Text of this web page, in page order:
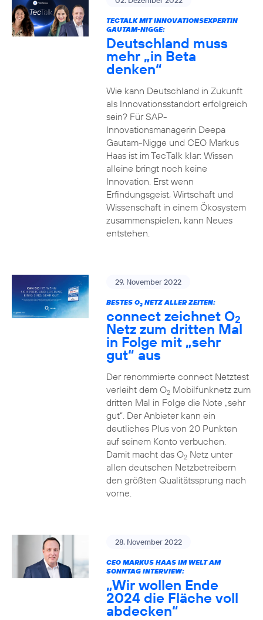
TECTALK MIT INNOVATIONSEXPERTIN
GAUTAM-NIGGE:
Deutschland muss
mehr „in Beta
denken“
Wie kann Deutschland in Zukunft
als Innovationsstandort erfolgreich
sein? Für SAP-
Innovationsmanagerin Deepa
Gautam-Nigge und CEO Markus
Haas ist im TecTalk klar: Wissen
alleine bringt noch keine
Innovation. Erst wenn
Erfindungsgeist, Wirtschaft und
Wissenschaft in einem Ökosystem
zusammenspielen, kann Neues
entstehen.
29. November 2022
BESTES O2NETZ ALLER ZEITEN:
connect zeichnet O2
Netz zum dritten Mal
in Folge mit „sehr
gut“ aus
Der renommierte connect Netztest
verleiht dem O2Mobilfunknetz zum
dritten Mal in Folge die Note „sehr
gut“. Der Anbieter kann ein
deutliches Plus von 20 Punkten
auf seinem Konto verbuchen.
Damit macht das O2Netz unter
allen deutschen Netzbetreibern
den größten Qualitätssprung nach
vorne.
28. November 2022
CEO MARKUS HAAS IM WELT AM
SONNTAG INTERVIEW:
„Wir wollen Ende
2024 die Fläche voll
abdecken“